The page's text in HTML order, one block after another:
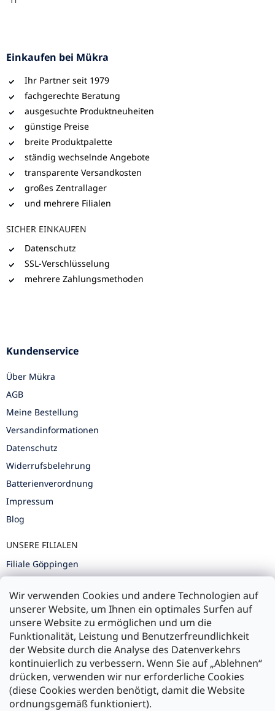
Wir verwenden Cookies und andere Technologien auf
unserer Website, um Ihnen ein optimales Surfen auf
unsere Website zu ermöglichen und um die
Funktionalität, Leistung und Benutzerfreundlichkeit
der Website durch die Analyse des Datenverkehrs
kontinuierlich zu verbessern. Wenn Sie auf „Ablehnen“
drücken, verwenden wir nur erforderliche Cookies
(diese Cookies werden benötigt, damit die Website
ordnungsgemäß funktioniert).
Einkaufen bei Mükra
Ihr Partner seit 1979
fachgerechte Beratung
ausgesuchte Produktneuheiten
günstige Preise
breite Produktpalette
ständig wechselnde Angebote
transparente Versandkosten
großes Zentrallager
und mehrere Filialen
SICHER EINKAUFEN
Datenschutz
SSL-Verschlüsselung
mehrere Zahlungsmethoden
Kundenservice
Über Mükra
AGB
Meine Bestellung
Versandinformationen
Datenschutz
Widerrufsbelehrung
Batterienverordnung
Impressum
Blog
UNSERE FILIALEN
Filiale Göppingen
Filiale Ulm
Zahlung und Versand
Versand mit: